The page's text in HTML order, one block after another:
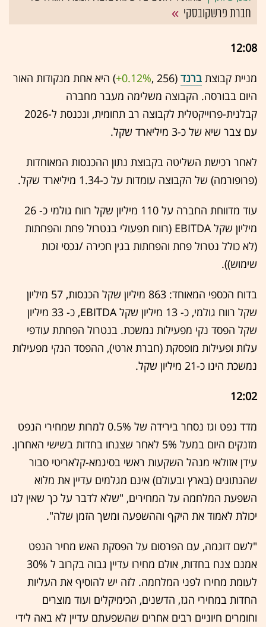
חברת פרשקובסקי
12:08
מניית קבוצת ברנד (256 ,‎
+0.12%‏) היא אחת מנקודות האור
היום בבורסה. הקבוצה משלימה מעבר מחברה
קבלנית-פרוייקטלית לקבוצה רב תחומית, ונכנסת ל-2026
עם צבר שיא של כ-3 מיליארד שקל.
לאחר רכישת השליטה בקבוצת נתון ההכנסות המאוחדות
(פרופורמה) של הקבוצה עומדות על כ-1.34 מיליארד שקל.
עוד מדווחת החברה על 110 מיליון שקל רווח גולמי כ- 26
מיליון שקל EBITDA (רווח תפעולי בנטרול פחת והפחתות
(לא כולל נטרול פחת והפחתות בגין חכירה /נכסי זכות
שימוש)).
בדוח הכספי המאוחד: 863 מיליון שקל הכנסות, 57 מיליון
שקל רווח גולמי, כ- 13 מיליון שקל EBITDA, כ- 33 מיליון
שקל הפסד נקי מפעילות נמשכת. בנטרול הפחתת עודפי
עלות ופעילות מופסקת (חברת ארטי), ההפסד הנקי מפעילות
נמשכת הינו כ-21 מיליון שקל.
12:02
מדד נפט וגז נסחר בירידה של 0.5% למרות שמחירי הנפט
מזנקים היום במעל 5% לאחר שצנחו בחדות בשישי האחרון.
עידן אזולאי מנהל השקעות ראשי בסיגמא-קלאריטי סבור
שהנתונים (בארץ ובעולם) אינם מגלמים עדיין את מלוא
השפעת המלחמה על המחירים, "שלא לדבר על כך שאין לנו
יכולת לאמוד את היקף וההשפעה ומשך הזמן שלה".
"לשם דוגמה, עם הפרסום על הפסקת האש מחיר הנפט
אמנם צנח בחדות, אולם מחירו עדיין גבוה בקרוב ל 30%
לעומת מחירו לפני המלחמה. לזה יש להוסיף את העליות
החדות במחירי הגז, הדשנים, הכימיקלים ועוד מוצרים
וחומרים חיוניים רבים אחרים שהשפעתם עדיין לא באה לידי